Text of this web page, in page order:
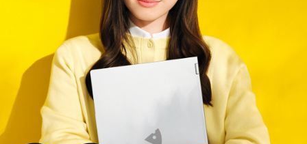
Windows 11 Copilot+ PC Windows 11